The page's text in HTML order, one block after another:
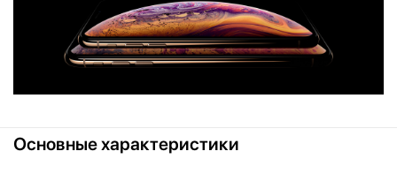
Основные характеристики